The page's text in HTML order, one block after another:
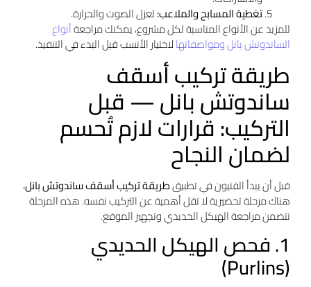
تغطية المسابح والملاعب:لعزل الصوت والحرارة.
للمزيد عن الأنواع المناسبة لكل مشروع، يمكنك مراجعةأنواع
الساندوتش بانل ومواصفاتهالاختيار الأنسب قبل البدء في التنفيذ.
طريقة تركيب أسقف
ساندوتش بانل — قبل
التركيب: قرارات لازم تُحسم
لضمان النجاح
قبل أن يبدأ الفنيون في تطبيقطريقة تركيب أسقف ساندوتش بانل،
هناك مرحلة تحضيرية لا تقل أهمية عن التركيب نفسه. هذه المرحلة
تتضمن مراجعة الهيكل الحديدي وتجهيز الموقع.
1. فحص الهيكل الحديدي
(Purlins)